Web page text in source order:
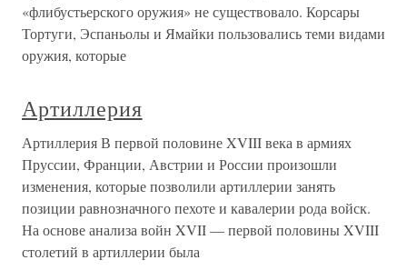
«флибустьерского оружия» не существовало. Корсары
Тортуги, Эспаньолы и Ямайки пользовались теми видами
оружия, которые
Артиллерия
Артиллерия В первой половине XVIII века в армиях
Пруссии, Франции, Австрии и России произошли
изменения, которые позволили артиллерии занять
позиции равнозначного пехоте и кавалерии рода войск.
На основе анализа войн XVII — первой половины XVIII
столетий в артиллерии была